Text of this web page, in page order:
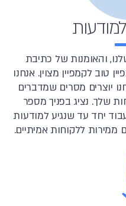
והאומנות של כתיבת
טוב לקמפיין מצוין. אנחנו
יוצרים מסרים שמדברים
שלך. נציג בפניך מספר
יחד עד שנגיע למודעות
ללקוחות אמיתיים.